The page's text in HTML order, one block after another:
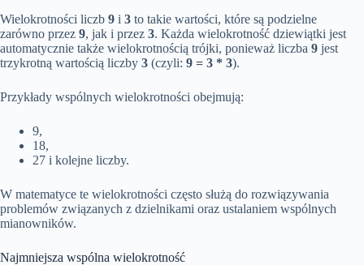
Wielokrotności liczb 9 i 3 to takie wartości, które są podzielne
zarówno przez 9, jak i przez 3. Każda wielokrotność dziewiątki jest
automatycznie także wielokrotnością trójki, ponieważ liczba 9 jest
trzykrotną wartością liczby 3 (czyli: 9 = 3 * 3).
Przykłady wspólnych wielokrotności obejmują:
9,
18,
27 i kolejne liczby.
W matematyce te wielokrotności często służą do rozwiązywania
problemów związanych z dzielnikami oraz ustalaniem wspólnych
mianowników.
Najmniejsza wspólna wielokrotność